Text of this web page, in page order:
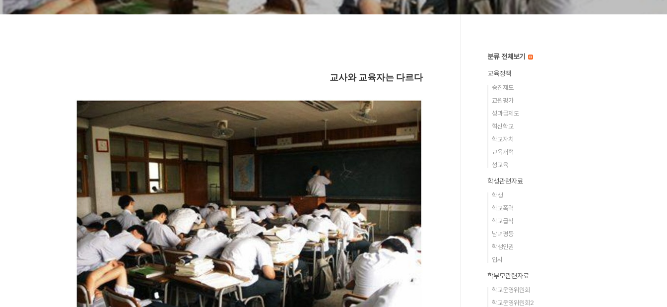
교사와 교육자는 다르다
분류 전체보기
교육정책
승진제도
교원평가
성과급제도
혁신학교
학교자치
교육개혁
성교육
학생관련자료
학생
학교폭력
학교급식
남녀평등
학생인권
입시
학부모관련자료
학교운영위원회
학교운영위원회2